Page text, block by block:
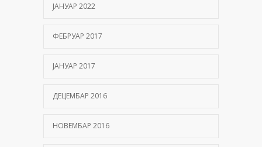
ЈАНУАР 2022
ФЕБРУАР 2017
ЈАНУАР 2017
ДЕЦЕМБАР 2016
НОВЕМБАР 2016